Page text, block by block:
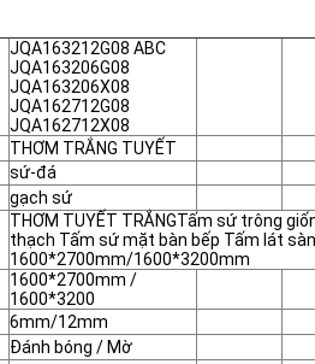
JQA163212G08 ABC
JQA163206G08
JQA163206X08
JQA162712G08
JQA162712X08
THƠM TRẮNG TUYẾT
sứ-đá
gạch sứ
THƠM TUYẾT TRẮNGTấm sứ trông
thạch Tấm sứ mặt bàn bếp Tấm lát
1600*2700mm/1600*3200mm
1600*2700mm /
1600*3200
6mm/12mm
Đánh bóng / Mờ